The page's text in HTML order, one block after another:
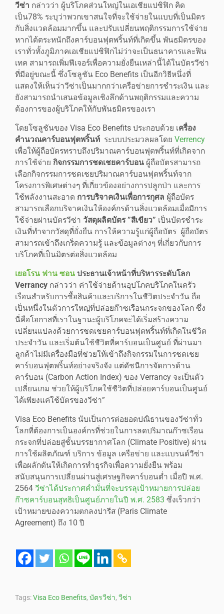
วีซ่า กล่าวว่า ผู้บริโภคส่วนใหญ่ในเอเชียแปซิฟิก คิด
เป็น78% ระบุว่าพวกเขาสนใจที่จะใช้จ่ายในแบบที่เป็นมิตร
กับสิ่งแวดล้อมมากขึ้น และปรับเปลี่ยนพฤติกรรมการใช้จ่าย
หากได้ตระหนักถึงคาร์บอนฟุตพริ้นท์ที่เกิดขึ้น พันธมิตรของ
เราทั่วทั้งภูมิภาคเอเชียแปซิฟิกไม่ว่าจะเป็นธนาคารและฟิน
เทค สามารถเพิ่มฟีเจอร์เพื่อความยั่งยืนเหล่านี้ได้ในบัตรวีซ่า
ที่มีอยู่ขณะนี้ ซึ่งโซลูชัน Eco Benefits เป็นอีกวิธีหนึ่งที่
แสดงให้เห็นว่าวีซ่าเป็นมากกว่าเครือข่ายการชำระเงิน และ
ยังสามารถนำเสนอข้อมูลเชิงลึกด้านพฤติกรรมและความ
ต้องการของผู้บริโภคให้กับพันธมิตรของเรา
โดยโซลูชันของ Visa Eco Benefits ประกอบด้วย เครื่อง
คำนวณคาร์บอนฟุตพริ้นท์ ระบบประมวลผลโดย Verrency
เพื่อให้ผู้ถือบัตรทราบถึงปริมาณคาร์บอนฟุตพริ้นท์ที่เกิดจาก
การใช้จ่าย กิจกรรมการชดเชยคาร์บอน ผู้ถือบัตรสามารถ
เลือกกิจกรรมการชดเชยปริมาณคาร์บอนฟุตพริ้นท์จาก
โครงการพิเศษต่างๆ ที่เกี่ยวข้องอย่างการปลูกป่า และการ
ใช้พลังงานสะอาด การบริจาคเงินเพื่อการกุศล ผู้ถือบัตร
สามารถเลือกบริจาคเงินให้องค์กรด้านสิ่งแวดล้อมเมื่อมีการ
ใช้จ่ายผ่านบัตรวีซ่า วัสดุผลิตบัตร ”สีเขียว” เป็นบัตรชำระ
เงินที่ทำจากวัสดุที่ยั่งยืน การให้ความรู้แก่ผู้ถือบัตร ผู้ถือบัตร
สามารถเข้าถึงเกร็ดความรู้ และข้อมูลต่างๆ ที่เกี่ยวกับการ
บริโภคที่เป็นมิตรต่อสิ่งแวดล้อม
เยอโรน ฟาน ซอน ประธานเจ้าหน้าที่บริหารระดับโลก
Verrancy กล่าวว่า ค่าใช้จ่ายด้านอุปโภคบริโภคในครัว
เรือนสำหรับการซื้อสินค้าและบริการในชีวิตประจำวัน ถือ
เป็นหนึ่งในตัวการใหญ่ที่ปล่อยก๊าซเรือนกระจกของโลก ซึ่ง
นี่คือโอกาสที่เราในฐานะผู้บริโภคจะได้เริ่มสร้างความ
เปลี่ยนแปลงด้วยการชดเชยคาร์บอนฟุตพริ้นท์ที่เกิดในชีวิต
ประจำวัน และเริ่มต้นใช้ชีวิตที่คาร์บอนเป็นศูนย์ ที่ผ่านมา
ลูกค้าไม่มีเครื่องมือที่ช่วยให้เข้าถึงกิจกรรมในการชดเชย
คาร์บอนฟุตพริ้นท์อย่างจริงจัง แต่ดัชนีการจัดการด้าน
คาร์บอน (Carbon Action Index) ของ Verrancy จะเป็นตัว
เปลี่ยนเกม ช่วยให้ผู้บริโภคใช้ชีวิตที่ปล่อยคาร์บอนเป็นศูนย์
ได้เพียงแค่ใช้บัตรของวีซ่า”
Visa Eco Benefits นับเป็นการต่อยอดปณิธานของวีซ่าทั่ว
โลกที่ต้องการเป็นองค์กรที่ช่วยในการลดปริมาณก๊าซเรือน
กระจกที่ปล่อยสู่ชั้นบรรยากาศโลก (Climate Positive) ผ่าน
การใช้ผลิตภัณฑ์ บริการ ข้อมูล เครือข่าย และแบรนด์วีซ่า
เพื่อผลักดันให้เกิดการทำธุรกิจเพื่อความยั่งยืน พร้อม
สนับสนุนการเปลี่ยนผ่านสู่เศรษฐกิจคาร์บอนต่ำ เมื่อปี พ.ศ.
2564 วีซ่าได้ประกาศคำมั่นที่จะบรรลุเป้าหมายการปล่อย
ก๊าซคาร์บอนสุทธิเป็นศูนย์ภายในปี พ.ศ. 2583 ซึ่งเร็วกว่า
เป้าหมายของความตกลงปารีส (Paris Climate
Agreement) ถึง 10 ปี
Tags:Visa Eco Benefits, บัตรวีซ่า, วีซ่า